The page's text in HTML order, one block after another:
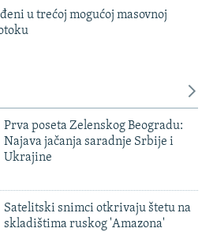
u trećoj mogućoj masovnoj
Prva poseta Zelenskog Beogradu:
Najava jačanja saradnje Srbije i
Ukrajine
Satelitski snimci otkrivaju štetu na
skladištima ruskog 'Amazona'